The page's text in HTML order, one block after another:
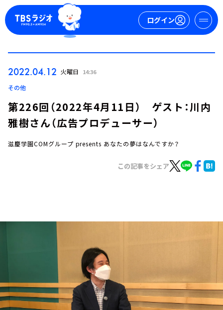
ログイン
お知らせ
イベント・グッズ
YouTube
会社情報
2022.04.12 火曜日 14:36
その他
第226回（2022年4月11日） ゲスト：川内
雅樹さん（広告プロデューサー）
滋慶学園COMグループ presents あなたの夢はなんですか？
この記事をシェア